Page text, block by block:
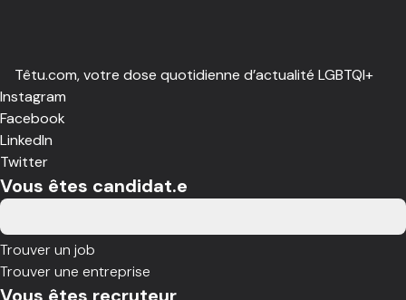
Têtu.com, votre dose quotidienne d’actualité LGBTQI+
Instagram
Facebook
LinkedIn
Twitter
Vous êtes candidat.e
Trouver un job
Trouver une entreprise